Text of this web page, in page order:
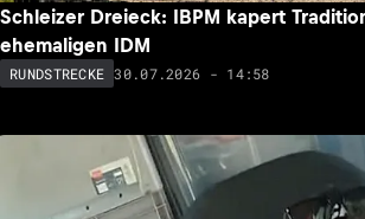
Schleizer Dreieck: IBPM kapert
ehemaligen IDM
RUNDSTRECKE 30.07.2026 - 14:58